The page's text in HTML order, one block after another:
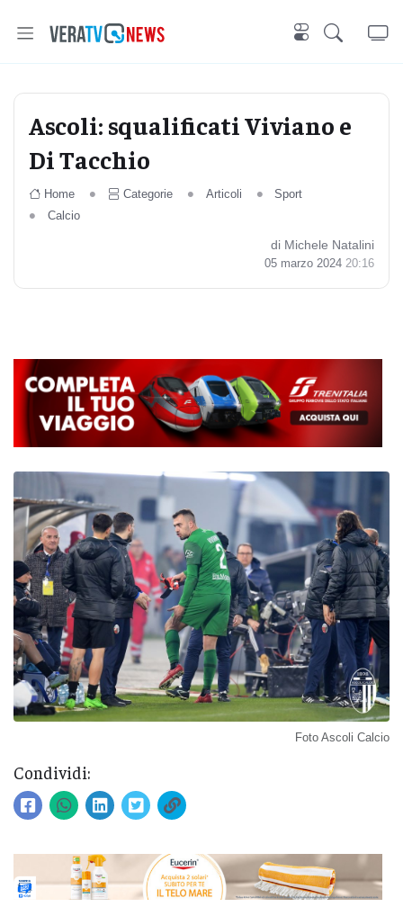
Ascoli: squalificati Viviano e
Di Tacchio
Home Categorie Articoli
Sport
Calcio
di Michele Natalini
05 marzo 2024 20:16
Foto Ascoli Calcio
Condividi: